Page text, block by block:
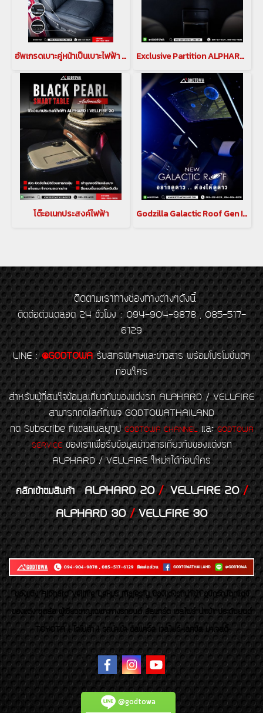
อัพเกรดเบาะคู่หน้าเป็นเบาะไฟฟ้า สำหรับรถ alphard vellfire(copy) Exclusive Partition ALPHARD VELLFIRD 40 ฉากกั้นห้องโดยสาร อัลพาร์ด เวลไฟร์ 40(copy)(copy)
โต๊ะอเนกประสงค์ไฟฟ้า Godzilla Galactic Roof Gen II หลังคาดาวสำหรับ อัลพาร์ด เวลไฟร์ ALPHARD/VELLFIRE 20 รุ่นปี 2008-2014 , ALPHARD/VELLFIRE 30 รุ่นปี 2015-2023(copy)
ติดตามเราทางช่องทางต่างๆดังนี้
ติดต่อด่วนตลอด 24 ชั่วโมง : 094-904-9878 , 085-517-
6129
LINE : @GODTOWA รับสิทธิพิเศษและข่าวสาร พร้อมโปรโมชั่นดีๆ
ก่อนใคร
สำหรับผู้ที่สนใจข้อมูลเกี่ยวกับของแต่งรถ ALPHARD / VELLFIRE
สามารถกดไลค์ที่เพจ GODTOWATHAILAND
กด Subscribe ที่แชลแนลยูทูป GODTOWA CHANNELและGODTOWA
SERVICEของเราเพื่อรับข้อมูลข่าวสารเกี่ยวกับของแต่งรถ
ALPHARD / VELLFIRE ใหม่ๆได้ก่อนใคร
คลิกเข้าชมสินค้า ALPHARD 20/VELLFIRE 20/
ALPHARD 30/VELLFIRE 30
ของเเต่ง Alphard Vellfire Lexus Majesty ของเเต่งรถนำเข้า อุปกรณ์ตกแต่ง
ของแต่ง ชุดล้อ ผู้เชี่ยวชาญเฉพาะทางรถยนต์ อัลพาร์ด เวลไฟร์ นำเข้า ประดับยนต์
TOYOTA ( โตโยต้า ) รถนำเข้า อัลพาร์ด เวลไฟร์ เลกซัส มาเจสตี้
@godtowa